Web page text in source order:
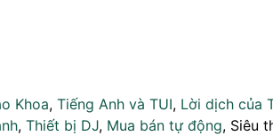
Khoa, Tiếng Anh và TUI, Lời dịch của
, Thiết bị DJ, Mua bán tự động, Siêu